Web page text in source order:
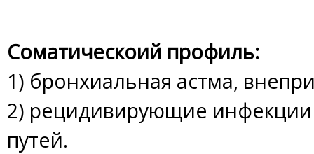
Соматическоий профиль:
1) бронхиальная астма,
2) рецидивирующие
путей.